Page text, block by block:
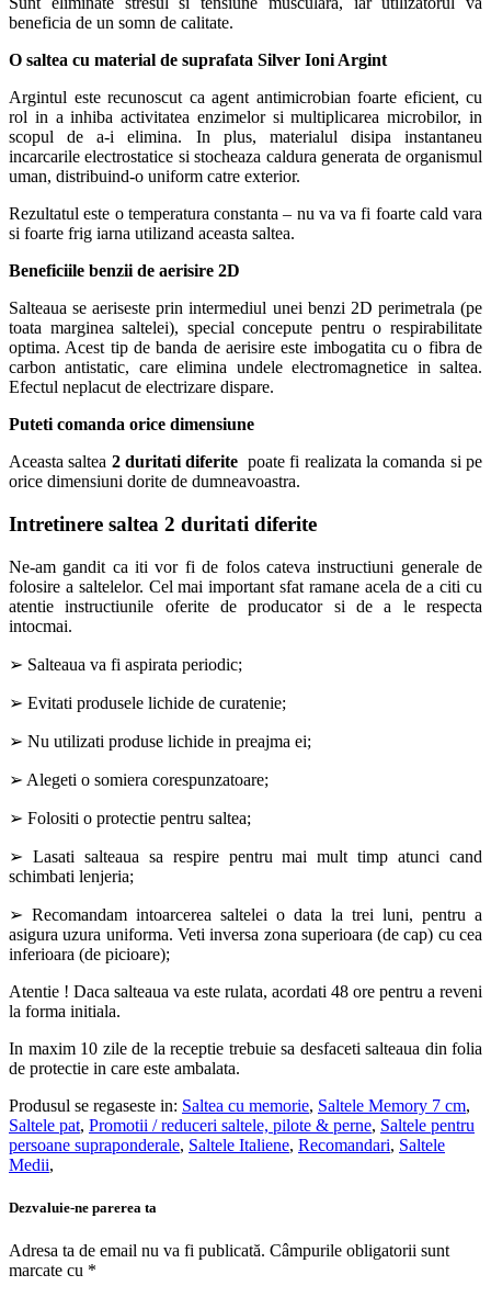
beneficia de un somn de calitate.
O saltea cu material de suprafata Silver Ioni Argint
Argintul este recunoscut ca agent antimicrobian foarte eficient, cu
rol in a inhiba activitatea enzimelor si multiplicarea microbilor, in
scopul de a-i elimina. In plus, materialul disipa instantaneu
incarcarile electrostatice si stocheaza caldura generata de organismul
uman, distribuind-o uniform catre exterior.
Rezultatul este o temperatura constanta – nu va va fi foarte cald vara
si foarte frig iarna utilizand aceasta saltea.
Beneficiile benzii de aerisire 2D
Salteaua se aeriseste prin intermediul unei benzi 2D perimetrala (pe
toata marginea saltelei), special concepute pentru o respirabilitate
optima. Acest tip de banda de aerisire este imbogatita cu o fibra de
carbon antistatic, care elimina undele electromagnetice in saltea.
Efectul neplacut de electrizare dispare.
Puteti comanda orice dimensiune
Aceasta saltea 2 duritati diferite poate fi realizata la comanda si pe
orice dimensiuni dorite de dumneavoastra.
Intretinere saltea 2 duritati diferite
Ne-am gandit ca iti vor fi de folos cateva instructiuni generale de
folosire a saltelelor. Cel mai important sfat ramane acela de a citi cu
atentie instructiunile oferite de producator si de a le respecta
intocmai.
➢ Salteaua va fi aspirata periodic;
➢ Evitati produsele lichide de curatenie;
➢ Nu utilizati produse lichide in preajma ei;
➢ Alegeti o somiera corespunzatoare;
➢ Folositi o protectie pentru saltea;
➢ Lasati salteaua sa respire pentru mai mult timp atunci cand
schimbati lenjeria;
➢ Recomandam intoarcerea saltelei o data la trei luni, pentru a
asigura uzura uniforma. Veti inversa zona superioara (de cap) cu cea
inferioara (de picioare);
Atentie ! Daca salteaua va este rulata, acordati 48 ore pentru a reveni
la forma initiala.
In maxim 10 zile de la receptie trebuie sa desfaceti salteaua din folia
de protectie in care este ambalata.
Produsul se regaseste in: Saltea cu memorie, Saltele Memory 7 cm,
Saltele pat, Promotii / reduceri saltele, pilote & perne, Saltele pentru
persoane supraponderale, Saltele Italiene, Recomandari, Saltele
Medii,
Dezvaluie-ne parerea ta
Adresa ta de email nu va fi publicată. Câmpurile obligatorii sunt
marcate cu *